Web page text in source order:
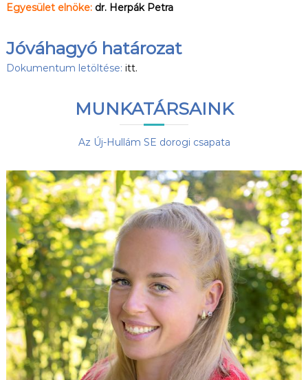
Egyesület elnöke: dr. Herpák Petra
Jóváhagyó határozat
Dokumentum letöltése: itt.
MUNKATÁRSAINK
Az Új-Hullám SE dorogi csapata